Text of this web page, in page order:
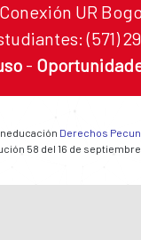
UR
(571)
-
Derechos
58 del 16 de